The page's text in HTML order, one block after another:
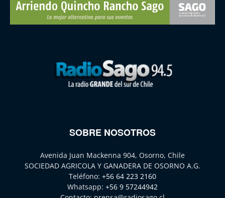
SOBRE NOSOTROS
Avenida Juan Mackenna 904, Osorno, Chile
SOCIEDAD AGRICOLA Y GANADERA DE OSORNO A.G.
Teléfono: +56 64 223 2160
Whatsapp: +56 9 57244942